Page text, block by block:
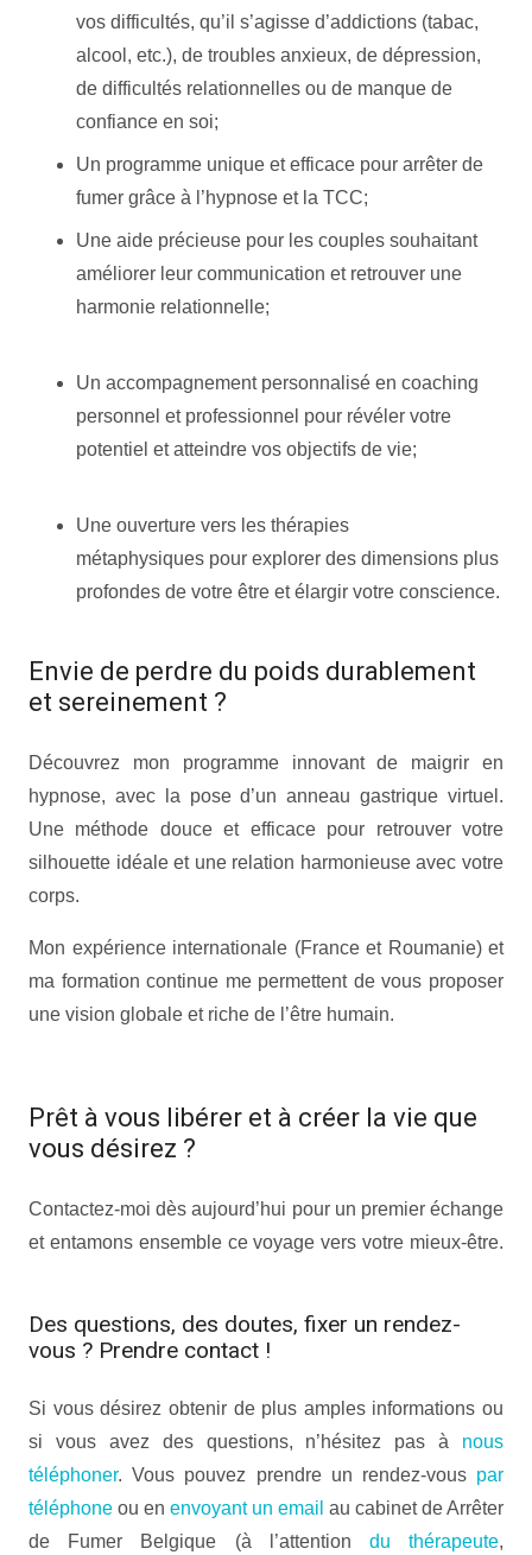
vos difficultés, qu’il s’agisse d’addictions (tabac,
alcool, etc.), de troubles anxieux, de dépression,
de difficultés relationnelles ou de manque de
confiance en soi;
Un programme unique et efficace pour arrêter de
fumer grâce à l’hypnose et la TCC;
Une aide précieuse pour les couples souhaitant
améliorer leur communication et retrouver une
harmonie relationnelle;
Un accompagnement personnalisé en coaching
personnel et professionnel pour révéler votre
potentiel et atteindre vos objectifs de vie;
Une ouverture vers les thérapies
métaphysiques pour explorer des dimensions plus
profondes de votre être et élargir votre conscience.
Envie de perdre du poids durablement
et sereinement ?
Découvrez mon programme innovant de maigrir en
hypnose, avec la pose d’un anneau gastrique virtuel.
Une méthode douce et efficace pour retrouver votre
silhouette idéale et une relation harmonieuse avec votre
corps.
Mon expérience internationale (France et Roumanie) et
ma formation continue me permettent de vous proposer
une vision globale et riche de l’être humain.
Prêt à vous libérer et à créer la vie que
vous désirez ?
Contactez-moi dès aujourd’hui pour un premier échange
et entamons ensemble ce voyage vers votre mieux-être.
Des questions, des doutes, fixer un rendez-
vous ? Prendre contact !
Si vous désirez obtenir de plus amples informations ou
si vous avez des questions, n’hésitez pas à nous
téléphoner. Vous pouvez prendre un rendez-vous par
téléphone ou en envoyant un email au cabinet de Arrêter
de Fumer Belgique (à l’attention du thérapeute,